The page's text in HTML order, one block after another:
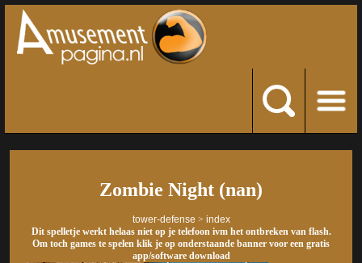
Zombie Night (nan)
tower-defense > index
Dit spelletje werkt helaas niet op je telefoon ivm het ontbreken van flash.
Om toch games te spelen klik je op onderstaande banner voor een gratis
app/software download